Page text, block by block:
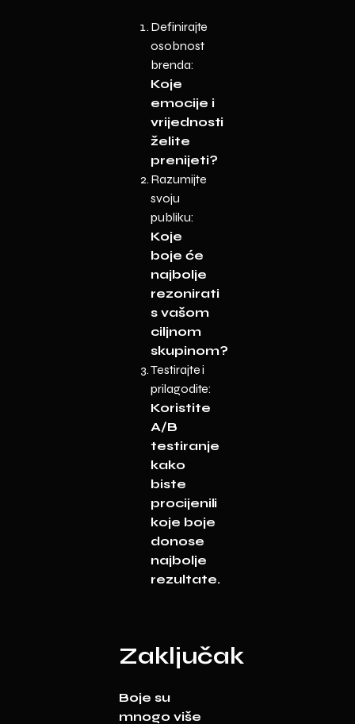
Definirajte
osobnost
brenda:
Koje
emocije i
vrijednosti
želite
prenijeti?
Razumijte
svoju
publiku:
Koje
boje će
najbolje
rezonirati
s vašom
ciljnom
skupinom?
Testirajte i
prilagodite:
Koristite
A/B
testiranje
kako
biste
procijenili
koje boje
donose
najbolje
rezultate.
Zaključak
Boje su
mnogo više